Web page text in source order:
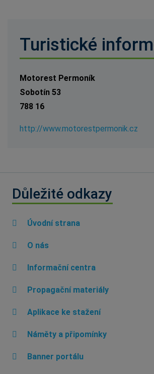
Turistické
Motorest Permoník
Sobotín 53
788 16
http://www.motorestpermonik.cz
Důležité odkazy
Úvodní strana
O nás
Informační centra
Propagační materiály
Aplikace ke stažení
Náměty a připomínky
Banner portálu